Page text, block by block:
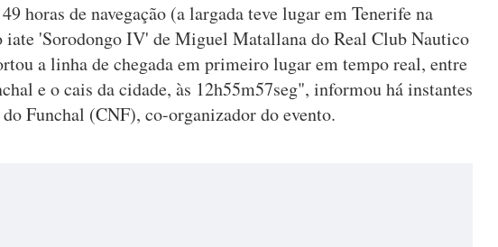
horas de navegação (a largada teve lugar em Tenerife na
'Sorodongo IV' de Miguel Matallana do Real Club Nautico
a linha de chegada em primeiro lugar em tempo real, entre
e o cais da cidade, às 12h55m57seg", informou há instantes
Funchal (CNF), co-organizador do evento.